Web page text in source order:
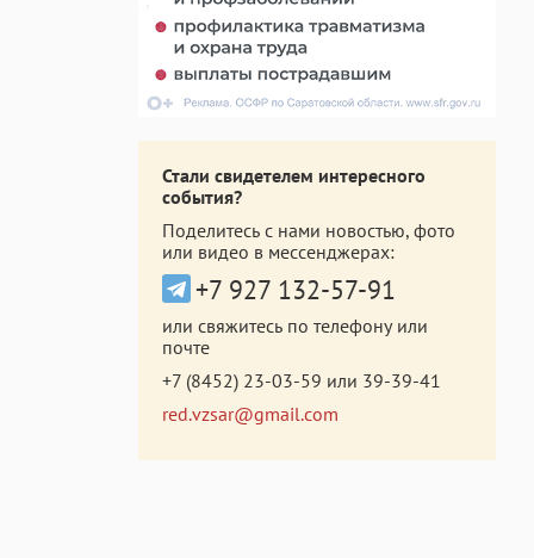
Стали свидетелем интересного
события?
Поделитесь с нами новостью, фото
или видео в мессенджерах:
+7 927 132-57-91
или свяжитесь по телефону или
почте
+7 (8452) 23-03-59 или 39-39-41
red.vzsar@gmail.com